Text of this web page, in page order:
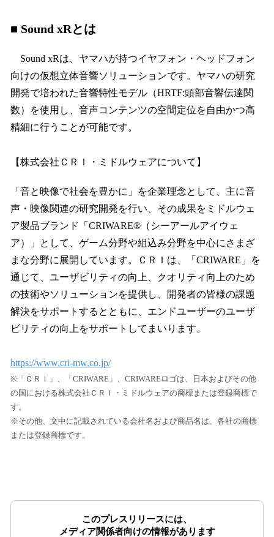
■ Sound xRとは
Sound xRは、ヤマハが持つイヤフォン・ヘッドフォン
向けの仮想立体音響ソリューションです。ヤマハの研究
開発で培われた音響特性モデル（HRTF:頭部音響伝達関
数）を使用し、音声コンテンツの空間定位を自由かつ高
精細に行うことが可能です。
【株式会社ＣＲＩ・ミドルウェアについて】
「音と映像で社会を豊かに」を企業理念として、主に音
声・映像関連の研究開発を⾏い、その成果をミドルウェ
ア製品ブランド「CRIWARE®（シーアールアイウェ
ア）」として、ゲーム分野や組込み分野を中心にさまざ
まな分野に展開しています。ＣＲＩは、「CRIWARE」を
通じて、ユーザビリティの向上、クオリティ向上のため
の技術やソリューションを提供し、開発者の皆様の課題
解決をサポートするとともに、エンドユーザーのユーザ
ビリティの向上をサポートしてまいります。
https://www.cri-mw.co.jp/
※「ＣＲＩ」、「CRIWARE」、CRIWAREロゴは、日本およびその他
の国における株式会社ＣＲＩ・ミドルウェアの商標または登録商標で
す。
※その他、文中に記載されている会社名および商品名は、各社の商標
または登録商標です。
このプレスリリースには、
メディア関係者向けの情報があります